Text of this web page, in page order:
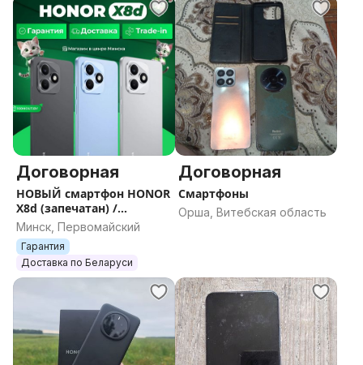
Договорная
НОВЫЙ смартфон HONOR
X8d (запечатан) /
Гарантия / Все цвета /
Память
Минск, Первомайский
Гарантия
Доставка по Беларуси
Договорная
Смартфоны
Орша, Витебская область